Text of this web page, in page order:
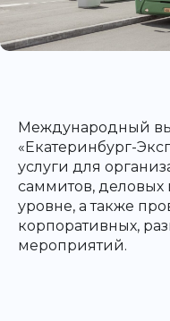
Международный
«Екатеринбург-
услуги для
саммитов,
уровне, а также
корпоративных,
мероприятий.